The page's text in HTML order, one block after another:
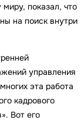
показал, что
на поиск внутри
управления
эта работа
кадрового
Вот его